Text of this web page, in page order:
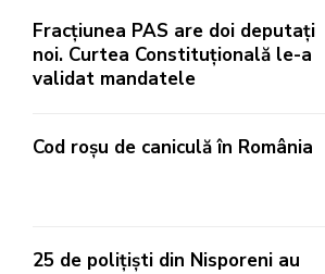
Fracțiunea PAS are doi deputați
noi. Curtea Constituțională le-a
validat mandatele
Cod roșu de caniculă în România
25 de polițiști din Nisporeni au